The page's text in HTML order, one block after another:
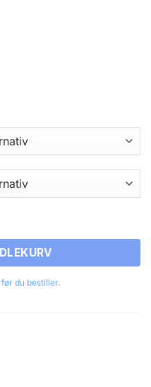
du bestiller.